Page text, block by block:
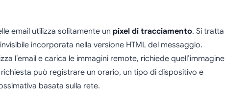
email utilizza solitamente un pixel di tracciamento. Si tratta
incorporata nella versione HTML del messaggio.
l’email e carica le immagini remote, richiede quell’immagine
può registrare un orario, un tipo di dispositivo e
basata sulla rete.